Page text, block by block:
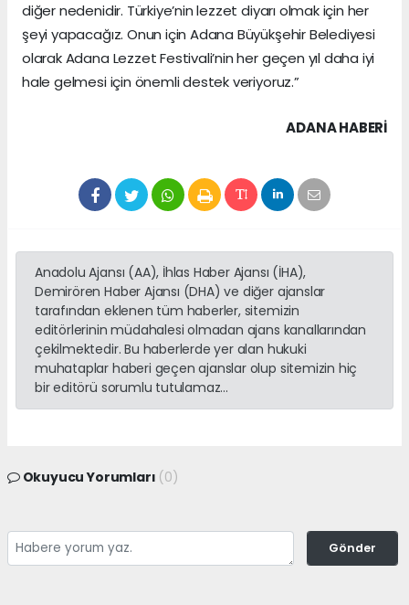
diğer nedenidir. Türkiye’nin lezzet diyarı olmak için her
şeyi yapacağız. Onun için Adana Büyükşehir Belediyesi
olarak Adana Lezzet Festivali’nin her geçen yıl daha iyi
hale gelmesi için önemli destek veriyoruz.”
ADANA HABERİ
Anadolu Ajansı (AA), İhlas Haber Ajansı (İHA),
Demirören Haber Ajansı (DHA) ve diğer ajanslar
tarafından eklenen tüm haberler, sitemizin
editörlerinin müdahalesi olmadan ajans kanallarından
çekilmektedir. Bu haberlerde yer alan hukuki
muhataplar haberi geçen ajanslar olup sitemizin hiç
bir editörü sorumlu tutulamaz...
Okuyucu Yorumları (0)
Gönder